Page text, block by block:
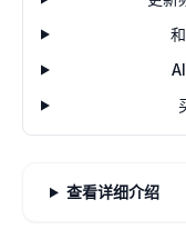
查看详细介绍